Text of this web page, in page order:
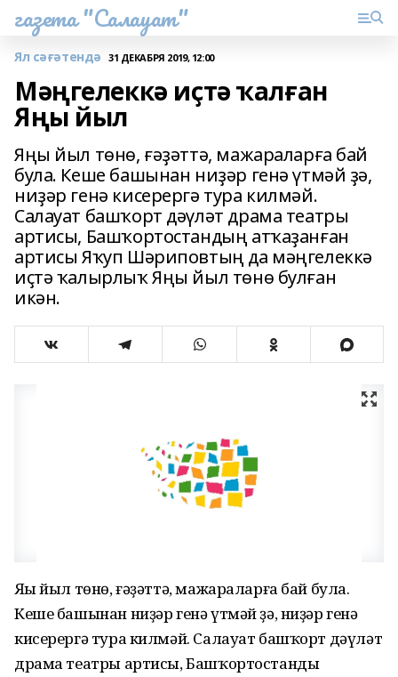
газета "Салауат"
Ял сәғәтендә 31 ДЕКАБРЯ 2019, 12:00
Мәңгелеккә иҫтә ҡалған
Яңы йыл
Яңы йыл төнө, ғәҙәттә, мажараларға бай
була. Кеше башынан ниҙәр генә үтмәй ҙә,
ниҙәр генә кисерергә тура килмәй.
Салауат башҡорт дәүләт драма театры
артисы, Башҡортостандың атҡаҙанған
артисы Яҡуп Шәриповтың да мәңгелеккә
иҫтә ҡалырлыҡ Яңы йыл төнө булған
икән.
Яңы йыл төнө, ғәҙәттә, мажараларға бай була.
Кеше башынан ниҙәр генә үтмәй ҙә, ниҙәр генә
кисерергә тура килмәй. Салауат башҡорт дәүләт
драма театры артисы, Башҡортостандың